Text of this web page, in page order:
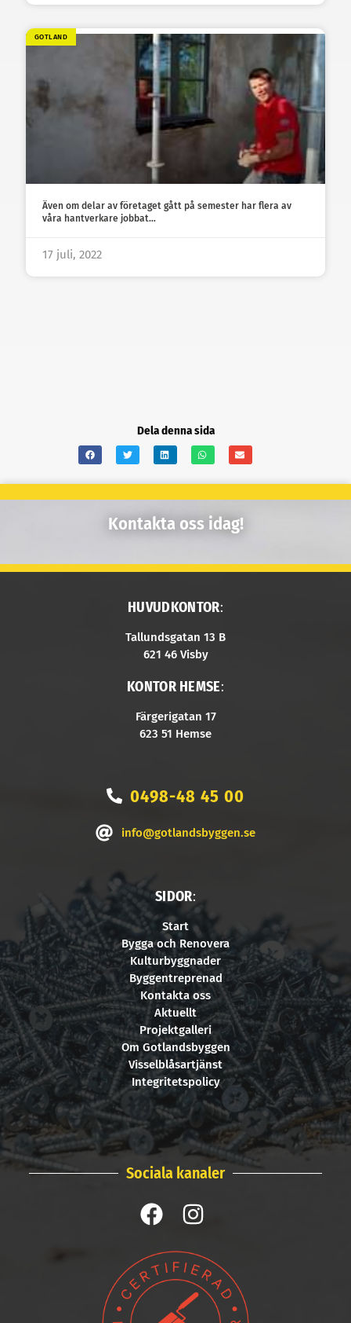
GOTLAND
Även om delar av företaget gått på semester har flera av
våra hantverkare jobbat…
17 juli, 2022
Dela denna sida
Kontakta oss idag!
HUVUDKONTOR:
Tallundsgatan 13 B
621 46 Visby
KONTOR HEMSE:
Färgerigatan 17
623 51 Hemse
0498-48 45 00
info@gotlandsbyggen.se
SIDOR:
Start
Bygga och Renovera
Kulturbyggnader
Byggentreprenad
Kontakta oss
Aktuellt
Projektgalleri
Om Gotlandsbyggen
Visselblåsartjänst
Integritetspolicy
Sociala kanaler